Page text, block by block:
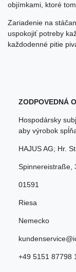
objímkami, ktoré
Zariadenie na
uspokojiť potreby
každodenné pitie
ZODPOVEDNÁ
Hospodársky
aby výrobok
HAJUS AG; Hr.
Spinnereistraße
01591
Riesa
Nemecko
+49 5151 87798